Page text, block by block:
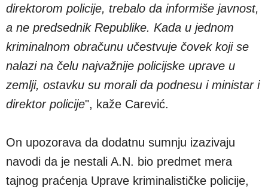
direktorom policije, trebalo da informiše javnost,
a ne predsednik Republike. Kada u jednom
kriminalnom obračunu učestvuje čovek koji se
nalazi na čelu najvažnije policijske uprave u
zemlji, ostavku su morali da podnesu i ministar i
direktor policije", kaže Carević.
On upozorava da dodatnu sumnju izazivaju
navodi da je nestali A.N. bio predmet mera
tajnog praćenja Uprave kriminalističke policije,